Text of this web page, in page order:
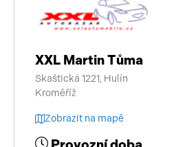
XXL Martin Tůma
Skaštická 1221, Hulín
Kroměříž
Zobrazit na mapě